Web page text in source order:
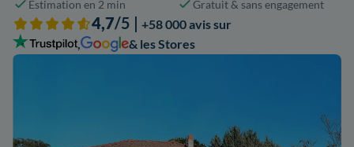
Estimation en 2 min Gratuit & sans engagement
4,7/5 | +58 000 avis sur
,
& les Stores